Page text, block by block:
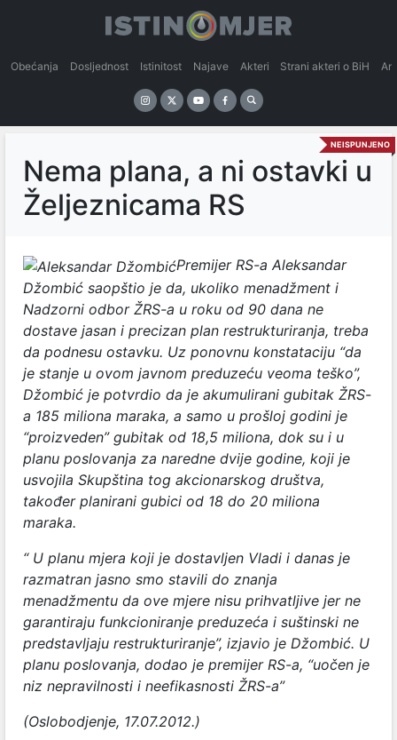
Obećanja Dosljednost Istinitost Najave Akteri Strani akteri o BiH
NEISPUNJENO
Nema plana, a ni ostavki u
Željeznicama RS
Premijer RS-a Aleksandar
Džombić saopštio je da, ukoliko menadžment i
Nadzorni odbor ŽRS-a u roku od 90 dana ne
dostave jasan i precizan plan restrukturiranja, treba
da podnesu ostavku. Uz ponovnu konstataciju “da
je stanje u ovom javnom preduzeću veoma teško”,
Džombić je potvrdio da je akumulirani gubitak ŽRS-
a 185 miliona maraka, a samo u prošloj godini je
“proizveden” gubitak od 18,5 miliona, dok su i u
planu poslovanja za naredne dvije godine, koji je
usvojila Skupština tog akcionarskog društva,
također planirani gubici od 18 do 20 miliona
maraka.
“ U planu mjera koji je dostavljen Vladi i danas je
razmatran jasno smo stavili do znanja
menadžmentu da ove mjere nisu prihvatljive jer ne
garantiraju funkcioniranje preduzeća i suštinski ne
predstavljaju restrukturiranje”, izjavio je Džombić. U
planu poslovanja, dodao je premijer RS-a, “uočen je
niz nepravilnosti i neefikasnosti ŽRS-a”
(Oslobodjenje, 17.07.2012.)